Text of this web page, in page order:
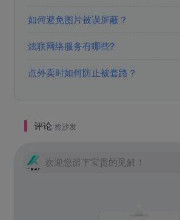
如何避免图片被误屏蔽？
炫联网络服务有哪些?
点外卖时如何防止被套路？
评论 抢沙发
欢迎您留下宝贵的见解！